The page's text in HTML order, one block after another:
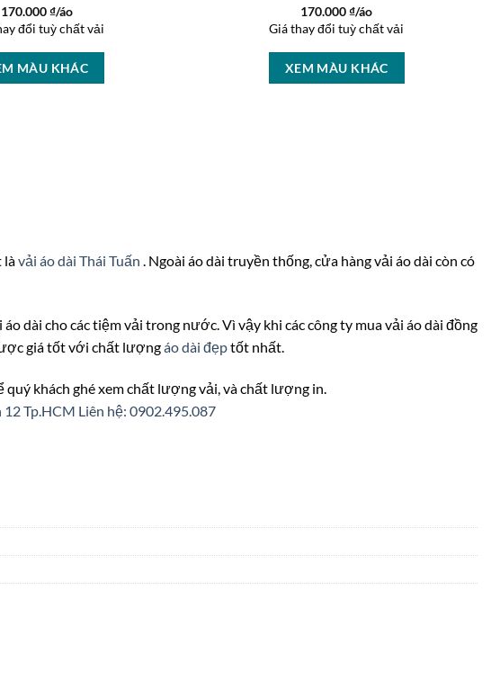
170.000₫/áo
đổi tuỳ chất vải
MÀU KHÁC
170.000₫/áo
Giá thay đổi tuỳ chất vải
XEM MÀU KHÁC
làvải áo dài Thái Tuấn . Ngoài áo dài truyền thống, cửa hàng vải áo dài còn có
dài cho các tiệm vải trong nước. Vì vậy khi các công ty mua vải áo dài đồng
giá tốt với chất lượngáo dài đẹptốt nhất.
quý khách ghé xem chất lượng vải, và chất lượng in.
Tp.HCM Liên hệ: 0902.495.087